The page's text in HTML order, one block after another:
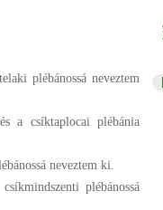
plébánossá neveztem
a csíktaplocai plébánia
neveztem ki.
plébánossá